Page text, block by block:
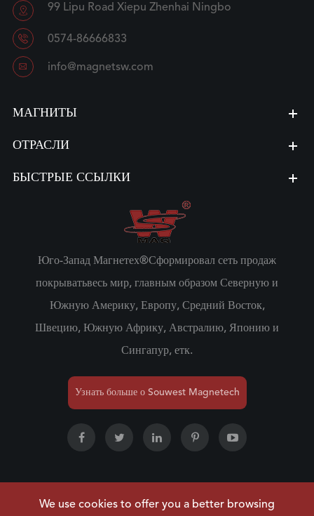
 99 Lipu Road Xiepu Zhenhai Ningbo
 0574-86666833
 info@magnetsw.com
МАГНИТЫ
ОТРАСЛИ
БЫСТРЫЕ ССЫЛКИ
Юго-Запад Магнетех®Сформировал сеть продаж
покрыватьвесь мир, главным образом Северную и
Южную Америку, Европу, Средний Восток,
Швецию, Южную Африку, Австралию, Японию и
Сингапур, етк.
Узнать больше о Souwest Magnetech
Авторское право ©NINGBO SOUWEST MAGNETECH
We use cookies to offer you a better browsing